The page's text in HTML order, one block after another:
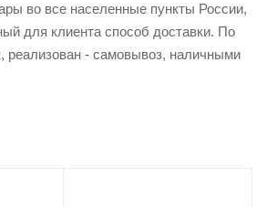
во все населенные пункты России,
для клиента способ доставки. По
реализован - самовывоз, наличными